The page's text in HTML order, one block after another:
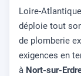
Loire-
déploie tout
de plomberie
exigences en
à Nort-sur-